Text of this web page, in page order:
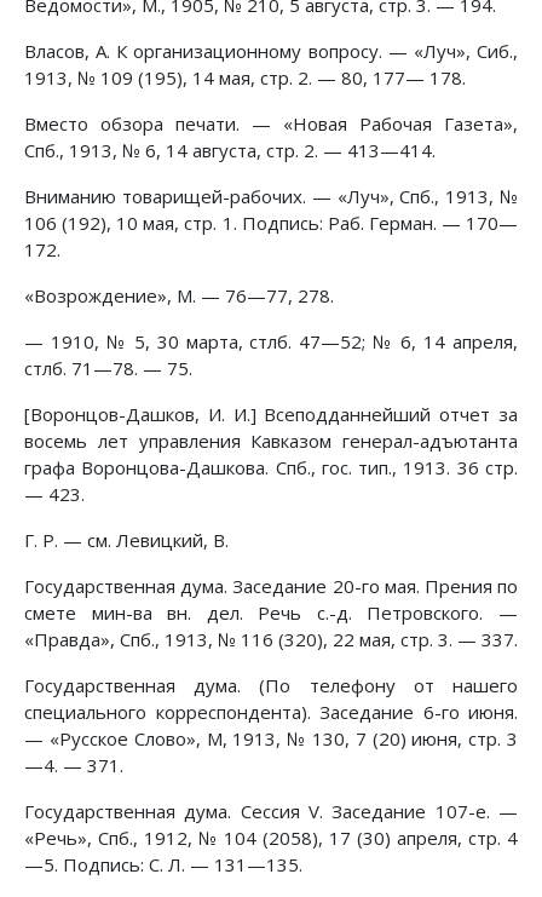
Ведомости», М., 1905, № 210, 5 августа, стр. 3. — 194.
Власов, А. К организационному вопросу. — «Луч», Сиб.,
1913, № 109 (195), 14 мая, стр. 2. — 80, 177— 178.
Вместо обзора печати. — «Новая Рабочая Газета»,
Спб., 1913, № 6, 14 августа, стр. 2. — 413—414.
Вниманию товарищей-рабочих. — «Луч», Спб., 1913, №
106 (192), 10 мая, стр. 1. Подпись: Раб. Герман. — 170—
172.
«Возрождение», М. — 76—77, 278.
— 1910, № 5, 30 марта, стлб. 47—52; № 6, 14 апреля,
стлб. 71—78. — 75.
[Воронцов-Дашков, И. И.] Всеподданнейший отчет за
восемь лет управления Кавказом генерал-адъютанта
графа Воронцова-Дашкова. Спб., гос. тип., 1913. 36 стр.
— 423.
Г. Р. — см. Левицкий, В.
Государственная дума. Заседание 20-го мая. Прения по
смете мин-ва вн. дел. Речь с.-д. Петровского. —
«Правда», Спб., 1913, № 116 (320), 22 мая, стр. 3. — 337.
Государственная дума. (По телефону от нашего
специального корреспондента). Заседание 6-го июня.
— «Русское Слово», М, 1913, № 130, 7 (20) июня, стр. 3
—4. — 371.
Государственная дума. Сессия V. Заседание 107-е. —
«Речь», Спб., 1912, № 104 (2058), 17 (30) апреля, стр. 4
—5. Подпись: С. Л. — 131—135.